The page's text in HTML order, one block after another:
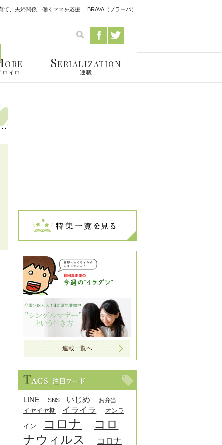
て、夫婦関係…働くママを応援｜ BRAVA（ブラーバ）
ORE
ロイロ
SERIALIZATION
連載
連載一覧へ
LINE SNS いじめ お弁当
イヤイヤ期 イライラ オンラ
イン コロナ
コロ
ナウィルス
コロナ